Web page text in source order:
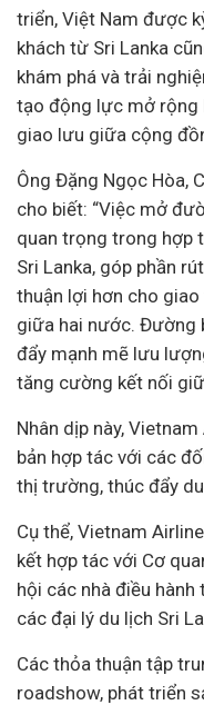
triển, Việt Nam được
khách từ Sri Lanka
khám phá và trải
tạo động lực mở rộng
giao lưu giữa cộng
Ông Đặng Ngọc Hòa,
cho biết: “Việc mở
quan trọng trong hợp
Sri Lanka, góp phần
thuận lợi hơn cho
giữa hai nước. Đường
đẩy mạnh mẽ lưu
tăng cường kết nối
Nhân dịp này,
bản hợp tác với các
thị trường, thúc đẩy
Cụ thể, Vietnam
kết hợp tác với Cơ
hội các nhà điều hành
các đại lý du lịch Sri
Các thỏa thuận tập
roadshow, phát triển